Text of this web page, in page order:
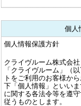
個人
個人情報保護方針
クライヴルーム株式会
「クライヴルーム」（
トをご利用のお客様か
下「個人情報」といい
に関する各法令等を遵
従うものとします。